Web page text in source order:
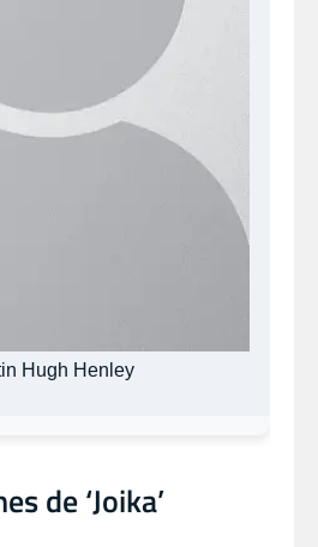
Hugh Henley
de ‘Joika’